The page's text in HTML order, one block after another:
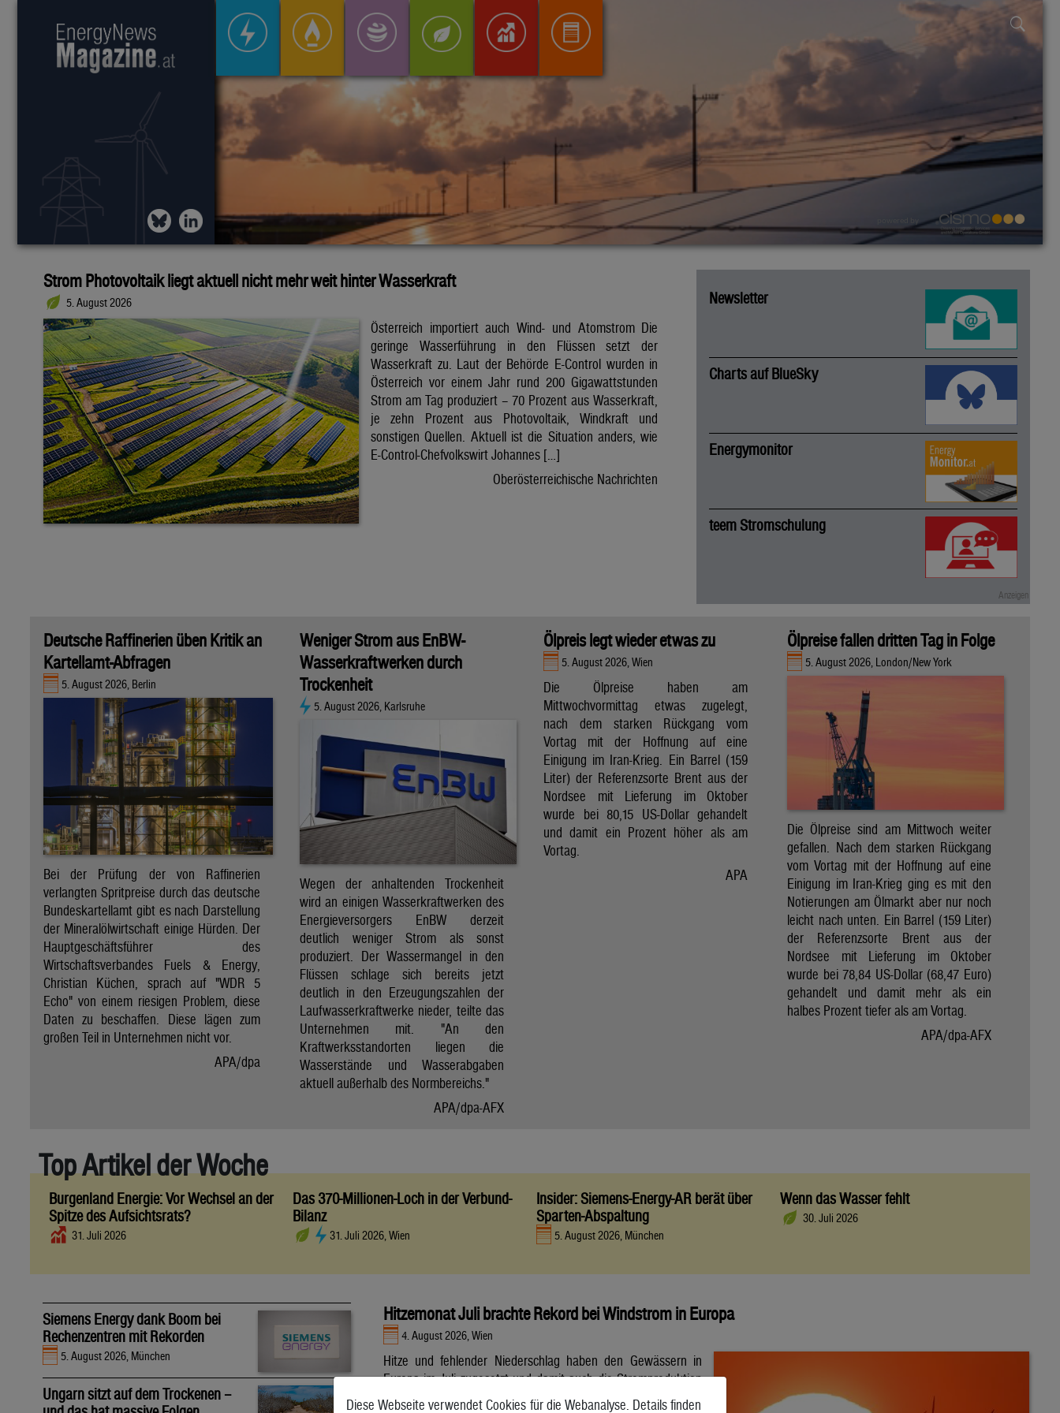
Strom Photovoltaik liegt aktuell nicht mehr weit hinter Wasserkraft
5. August 2026
Österreich importiert auch Wind- und Atomstrom Die
geringe Wasserführung in den Flüssen setzt der
Wasserkraft zu. Laut der Behörde E-Control wurden in
Österreich vor einem Jahr rund 200 Gigawattstunden
Strom am Tag produziert – 70 Prozent aus Wasserkraft,
je zehn Prozent aus Photovoltaik, Windkraft und
sonstigen Quellen. Aktuell ist die Situation anders, wie
E-Control-Chefvolkswirt Johannes […]
Oberösterreichische Nachrichten
Newsletter
Charts auf BlueSky
Energymonitor
teem Stromschulung
Deutsche Raffinerien üben Kritik an
Kartellamt-Abfragen
5. August 2026, Berlin
Bei der Prüfung der von Raffinerien
verlangten Spritpreise durch das deutsche
Bundeskartellamt gibt es nach Darstellung
der Mineralölwirtschaft einige Hürden. Der
Hauptgeschäftsführer des
Wirtschaftsverbandes Fuels & Energy,
Christian Küchen, sprach auf "WDR 5
Echo" von einem riesigen Problem, diese
Daten zu beschaffen. Diese lägen zum
großen Teil in Unternehmen nicht vor.
APA/dpa
Weniger Strom aus EnBW-
Wasserkraftwerken durch
Trockenheit
5. August 2026, Karlsruhe
Wegen der anhaltenden Trockenheit
wird an einigen Wasserkraftwerken des
Energieversorgers EnBW derzeit
deutlich weniger Strom als sonst
produziert. Der Wassermangel in den
Flüssen schlage sich bereits jetzt
deutlich in den Erzeugungszahlen der
Laufwasserkraftwerke nieder, teilte das
Unternehmen mit. "An den
Kraftwerksstandorten liegen die
Wasserstände und Wasserabgaben
aktuell außerhalb des Normbereichs."
APA/dpa-AFX
Ölpreis legt wieder etwas zu
5. August 2026, Wien
Die Ölpreise haben am
Mittwochvormittag etwas zugelegt,
nach dem starken Rückgang vom
Vortag mit der Hoffnung auf eine
Einigung im Iran-Krieg. Ein Barrel (159
Liter) der Referenzsorte Brent aus der
Nordsee mit Lieferung im Oktober
wurde bei 80,15 US-Dollar gehandelt
und damit ein Prozent höher als am
Vortag.
APA
Ölpreise fallen dritten Tag in Folge
5. August 2026, London/New York
Die Ölpreise sind am Mittwoch weiter
gefallen. Nach dem starken Rückgang
vom Vortag mit der Hoffnung auf eine
Einigung im Iran-Krieg ging es mit den
Notierungen am Ölmarkt aber nur noch
leicht nach unten. Ein Barrel (159 Liter)
der Referenzsorte Brent aus der
Nordsee mit Lieferung im Oktober
wurde bei 78,84 US-Dollar (68,47 Euro)
gehandelt und damit mehr als ein
halbes Prozent tiefer als am Vortag.
APA/dpa-AFX
Top Artikel der Woche
Burgenland Energie: Vor Wechsel an der
Spitze des Aufsichtsrats?
31. Juli 2026
Das 370-Millionen-Loch in der Verbund-
Bilanz
31. Juli 2026, Wien
Insider: Siemens-Energy-AR berät über
Sparten-Abspaltung
5. August 2026, München
Wenn das Wasser fehlt
30. Juli 2026
Siemens Energy dank Boom bei
Rechenzentren mit Rekorden
5. August 2026, München
Ungarn sitzt auf dem Trockenen –
Hitzemonat Juli brachte Rekord bei Windstrom in Europa
4. August 2026, Wien
Hitze und fehlender Niederschlag haben den Gewässern in
Europa im Juli zugesetzt und damit auch die Stromproduktion
aus Wasser- und Atomkraft beeinträchtigt. Unterdessen
Diese Webseite verwendet Cookies für die Webanalyse. Details finden